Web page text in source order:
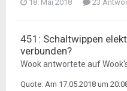
18. Mai 2018 23
451: Schaltwippen
verbunden?
Wookantwortete aufWook
Quote: Am 17.05.2018 um